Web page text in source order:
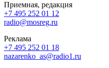
Приемная, редакция
+7 495 252 01 12
radio@mosreg.ru
Реклама
+7 495 252 01 18
nazarenko_as@radio1.ru